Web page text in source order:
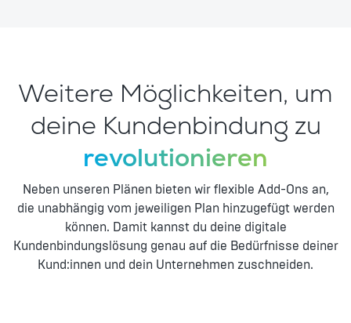
Digitale Kundenkarte
Umfragen & Meinungsforschung
Benutzerdefinierte Objekte
Benutzerdefinierte Seiten (Plus: Standard / Pro:
Advanced)
Weitere Möglichkeiten, um
deine Kundenbindung zu
revolutionieren
Neben unseren Plänen bieten wir flexible Add-Ons an,
die unabhängig vom jeweiligen Plan hinzugefügt werden
können. Damit kannst du deine digitale
Kundenbindungslösung genau auf die Bedürfnisse deiner
Kund:innen und dein Unternehmen zuschneiden.